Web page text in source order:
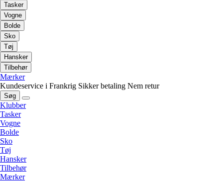
Tasker
Vogne
Bolde
Sko
Tøj
Hansker
Tilbehør
Mærker
Kundeservice i Frankrig Sikker betaling Nem retur
Søg
Klubber
Tasker
Vogne
Bolde
Sko
Tøj
Hansker
Tilbehør
Mærker